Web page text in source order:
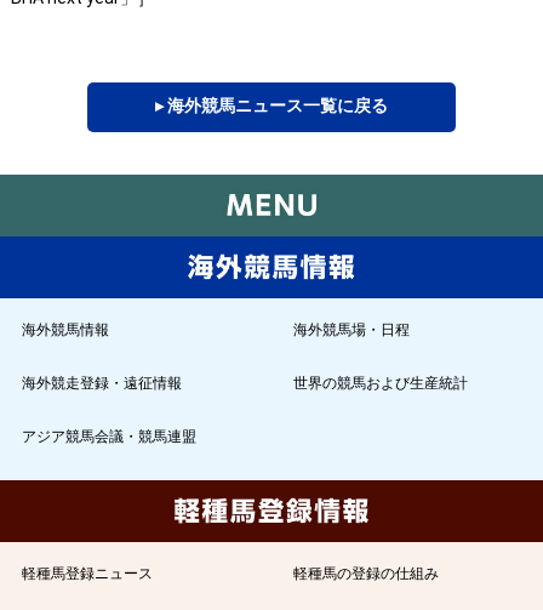
▸ 海外競馬ニュース一覧に戻る
海外競馬情報 海外競馬場・日程
海外競走登録・遠征情報 世界の競馬および生産統計
アジア競馬会議・競馬連盟
軽種馬登録ニュース 軽種馬の登録の仕組み